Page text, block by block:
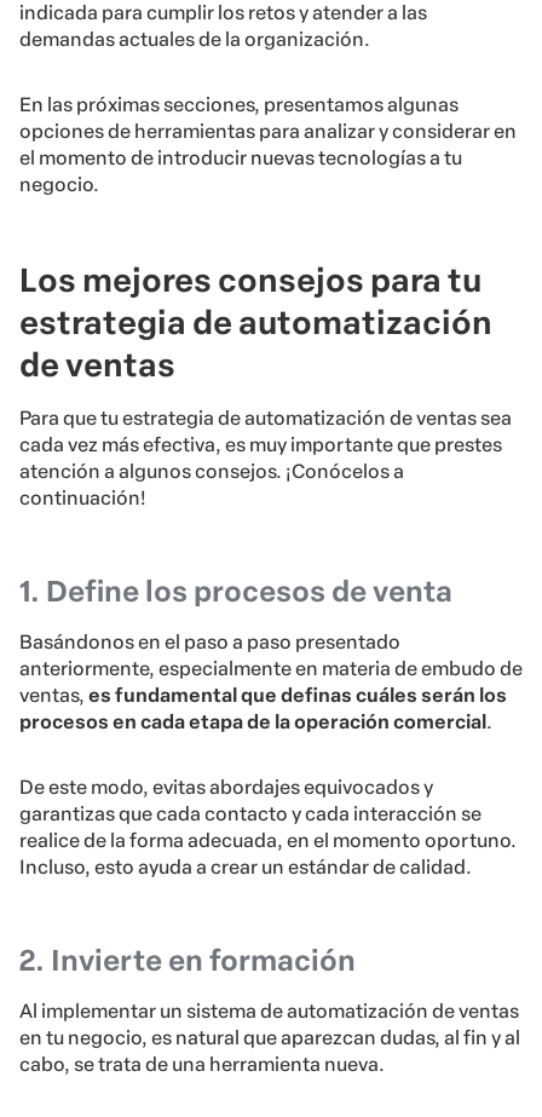
indicada para cumplir los retos y atender a las
demandas actuales de la organización.
En las próximas secciones, presentamos algunas
opciones de herramientas para analizar y considerar en
el momento de introducir nuevas tecnologías a tu
negocio.
Los mejores consejos para tu
estrategia de automatización
de ventas
Para que tu estrategia de automatización de ventas sea
cada vez más efectiva, es muy importante que prestes
atención a algunos consejos. ¡Conócelos a
continuación!
1. Define los procesos de venta
Basándonos en el paso a paso presentado
anteriormente, especialmente en materia de embudo de
ventas, es fundamental que definas cuáles serán los
procesos en cada etapa de la operación comercial .
De este modo, evitas abordajes equivocados y
garantizas que cada contacto y cada interacción se
realice de la forma adecuada, en el momento oportuno.
Incluso, esto ayuda a crear un estándar de calidad.
2. Invierte en formación
Al implementar un sistema de automatización de ventas
en tu negocio, es natural que aparezcan dudas, al fin y al
cabo, se trata de una herramienta nueva.